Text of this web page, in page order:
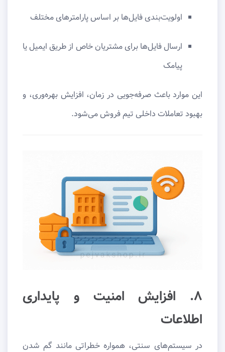
اولویت‌بندی فایل‌ها بر اساس پارامترهای مختلف
ارسال فایل‌ها برای مشتریان خاص از طریق ایمیل یا
پیامک
این موارد باعث صرفه‌جویی در زمان، افزایش بهره‌وری، و
بهبود تعاملات داخلی تیم فروش می‌شود.
۸. افزایش امنیت و پایداری
اطلاعات
در سیستم‌های سنتی، همواره خطراتی مانند گم شدن